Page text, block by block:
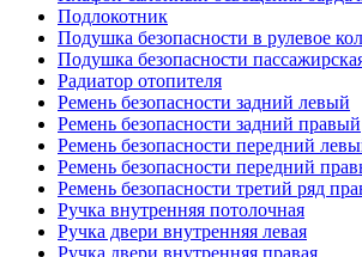
Подлокотник
Подушка безопасности в рулевое
Подушка безопасности
Радиатор отопителя
Ремень безопасности задний левый
Ремень безопасности задний правый
Ремень безопасности передний
Ремень безопасности передний
Ремень безопасности третий ряд
Ручка внутренняя потолочная
Ручка двери внутренняя левая
Ручка двери внутренняя правая